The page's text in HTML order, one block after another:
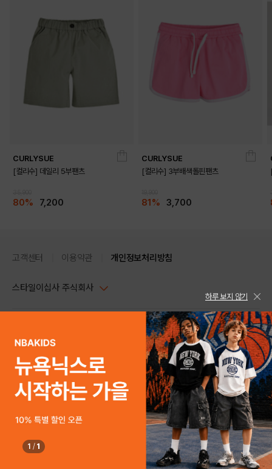
FABRIC
CURLYSUE
[컬리수] 데일리 5부팬츠
80% 7,200
CURLYSUE
[컬리수] 3부배색돌핀팬츠
81% 3,700
구매하기
고객센터 이용약관 개인정보처리방침
스타일이십사 주식회사
주소 : 서울시 강남구 논현로 633, 6층 (논현동, 한세엠케이빌딩)
사업자등록번호 : 116-81-32499
통신판매업신고번호 : 제 2024-서울강남-04239
호스팅 서비스 : 스타일이십사㈜
고객센터 1544-5336(평일 09:00~ 18:00 토/일/공휴일 휴무)
스타일24 고객센터 1544-5336
평일 09:00~ 18:00 (토/일/공휴일 휴무)
help Email : help@style24.com
COPYRIGHTⓒ2021 STYLE24 ALL RIGHTS RESERVED.
하루 보지 않기
1 / 1